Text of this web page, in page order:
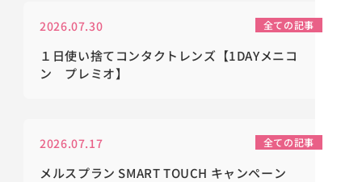
2026.07.30 全ての記事
１日使い捨てコンタクトレンズ【1DAYメニコ
ン プレミオ】
2026.07.17 全ての記事
メルスプラン SMART TOUCH キャンペーン